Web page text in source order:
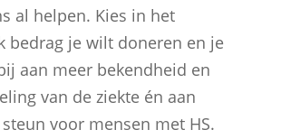
al helpen. Kies in het
bedrag je wilt doneren en je
aan meer bekendheid en
van de ziekte én aan
voor mensen met HS.